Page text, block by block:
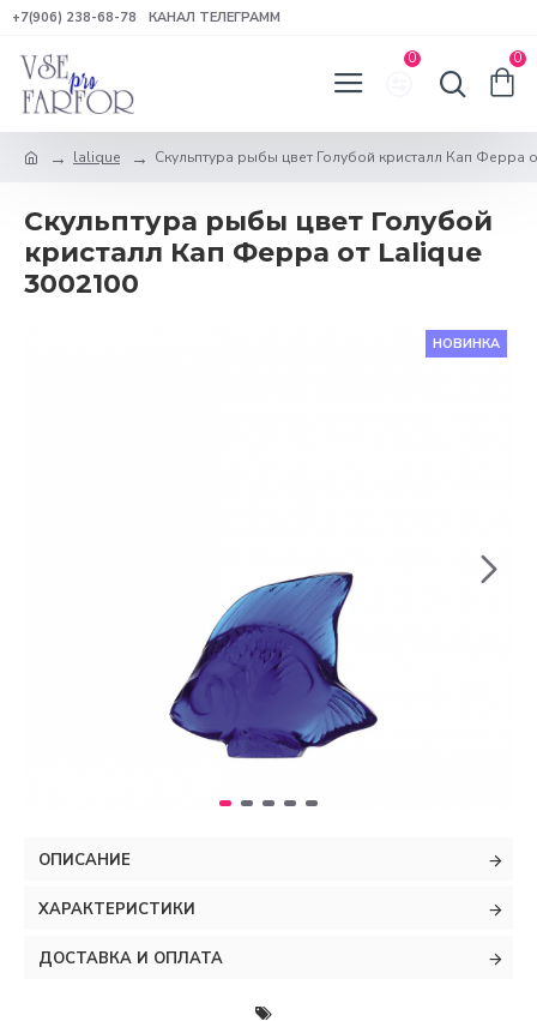
+7(906) 238-68-78 КАНАЛ ТЕЛЕГРАММ
0 0
lalique Скульптура рыбы цвет Голубой кристалл Кап Ферра
Скульптура рыбы цвет Голубой
кристалл Кап Ферра от Lalique
3002100
НОВИНКА
ОПИСАНИЕ
ХАРАКТЕРИСТИКИ
ДОСТАВКА И ОПЛАТА